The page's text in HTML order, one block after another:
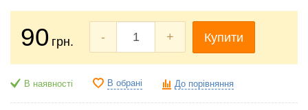
90 грн. - + Купити
В наявності В обрані До порівняння